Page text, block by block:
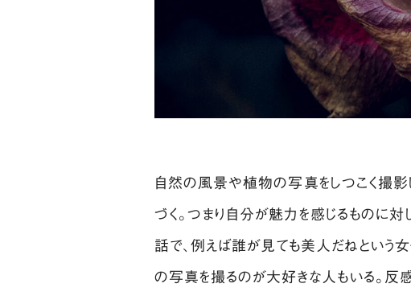
自然の風景や植物の写真をしつこく撮影
づく。つまり自分が魅力を感じるものに対
話で、例えば誰が見ても美人だねという
の写真を撮るのが大好きな人もいる。反